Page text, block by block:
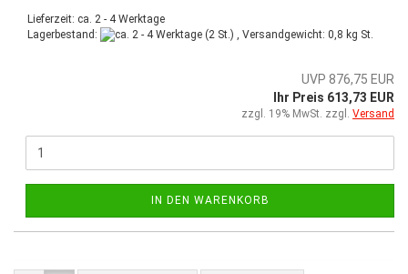
Lieferzeit: ca. 2 - 4 Werktage
Lagerbestand:
(2 St.) , Versandgewicht: 0,8 kg St.
UVP 876,75 EUR
Ihr Preis 613,73 EUR
zzgl. 19% MwSt. zzgl. Versand
IN DEN WARENKORB